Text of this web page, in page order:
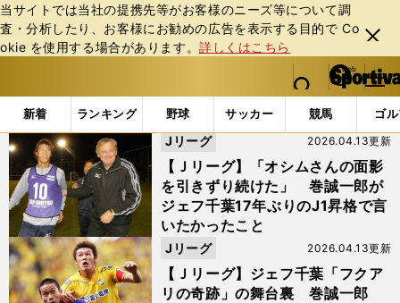
当サイトでは当社の提携先等がお客様のニーズ等について調
査・分析したり、お客様にお勧めの広告を表⽰する⽬的で Co
okie を使⽤する場合があります。詳しくはこちら
閉じ
る
web Sportiva (webスポルティーバ)
検索
マイペ
ー
ジ
メニュ
新着 ランキング 野球 サッカー 競馬 ゴ
b
ス
ポ
ル
テ
ィ
ー
バ
「ジェフ千葉」の検索結果
【Ｊリーグ】「オシムさんの面影
を引きずり続けた」 巻誠一郎が
ジェフ千葉17年ぶりのJ1昇格で言
いたかったこと
2026.04.13更新
Jリーグ
【Ｊリーグ】ジェフ千葉「フクア
リの奇跡」の舞台裏 巻誠一郎
2026.04.13更新
Jリーグ